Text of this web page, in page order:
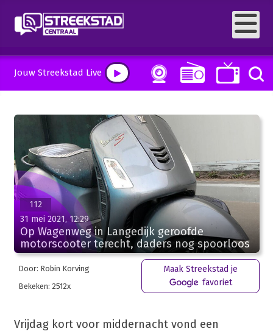
Jouw Streekstad Live
112
31 mei 2021, 12:29
Op Wagenweg in Langedijk geroofde
motorscooter terecht, daders nog spoorloos
Door: Robin Korving
Bekeken: 2512x
Maak Streekstad je
favoriet
Vrijdag kort voor middernacht vond een